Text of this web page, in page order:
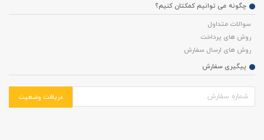
چگونه می توانیم کمکتان کنیم؟
سوالات متداول
روش های پرداخت
روش های ارسال سفارش
پیگیری سفارش
دریافت وضعیت